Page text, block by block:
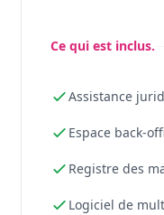
Ce qui est inclus.
Assistance
Espace back-
Registre des
Logiciel de